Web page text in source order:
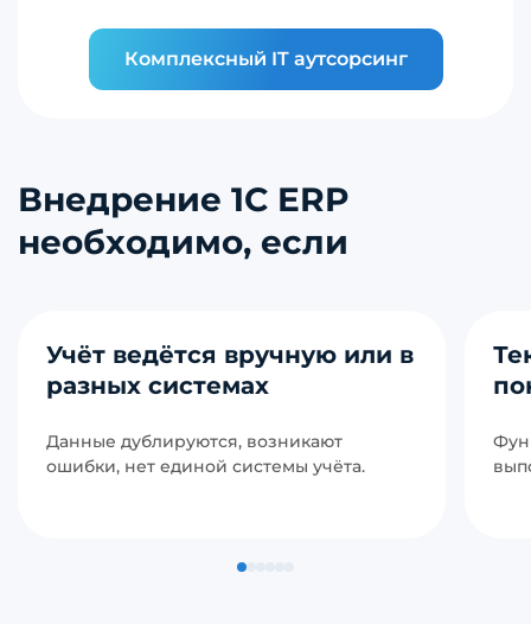
Комплексный IT аутсорсинг
Внедрение 1С ERP
необходимо, если
Учёт ведётся вручную или в
разных системах
Данные дублируются, возникают
ошибки, нет единой системы учёта.